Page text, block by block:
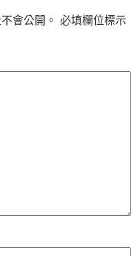
會公開。 必填欄位標示